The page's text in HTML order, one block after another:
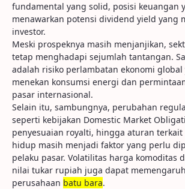
fundamental yang solid, posisi keuangan
menawarkan potensi dividend yield yang
investor.
Meski prospeknya masih menjanjikan,
tetap menghadapi sejumlah tantangan.
adalah risiko perlambatan ekonomi
menekan konsumsi energi dan
pasar internasional.
Selain itu, sambungnya, perubahan
seperti kebijakan Domestic Market
penyesuaian royalti, hingga aturan
hidup masih menjadi faktor yang perlu
pelaku pasar. Volatilitas harga komoditas
nilai tukar rupiah juga dapat
perusahaan batu bara.